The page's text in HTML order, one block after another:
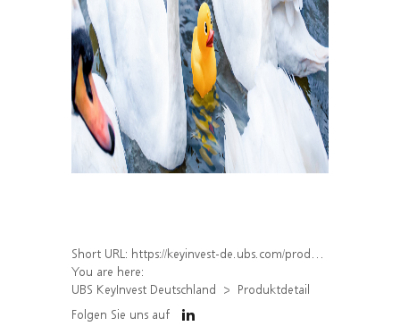
Short URL: https://keyinvest-de.ubs.com/produkt/detail/index/isin/DE000WA5LHH7
You are here:
UBS KeyInvest Deutschland
Produktdetail
Folgen Sie uns auf